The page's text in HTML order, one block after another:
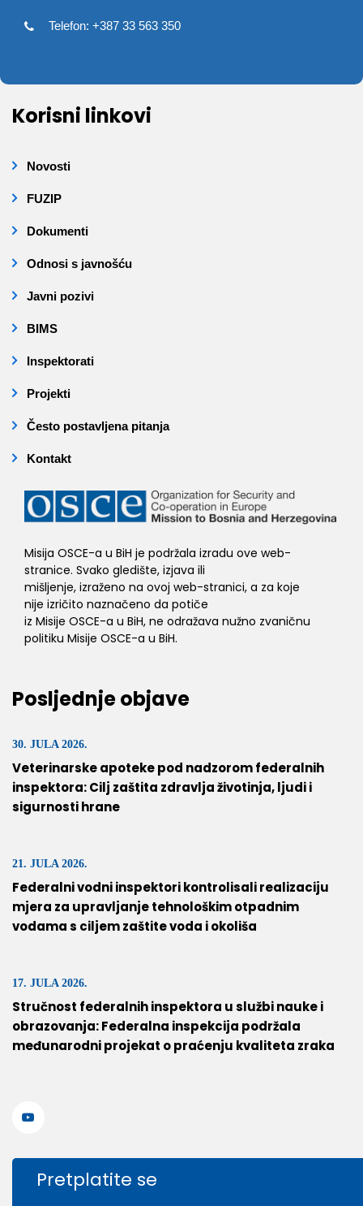
Telefon: +387 33 563 350
Korisni linkovi
Novosti
FUZIP
Dokumenti
Odnosi s javnošću
Javni pozivi
BIMS
Inspektorati
Projekti
Često postavljena pitanja
Kontakt
Misija OSCE-a u BiH je podržala izradu ove web-
stranice. Svako gledište, izjava ili
mišljenje, izraženo na ovoj web-stranici, a za koje
nije izričito naznačeno da potiče
iz Misije OSCE-a u BiH, ne odražava nužno zvaničnu
politiku Misije OSCE-a u BiH.
Posljednje objave
30. JULA 2026.
Veterinarske apoteke pod nadzorom federalnih
inspektora: Cilj zaštita zdravlja životinja, ljudi i
sigurnosti hrane
21. JULA 2026.
Federalni vodni inspektori kontrolisali realizaciju
mjera za upravljanje tehnološkim otpadnim
vodama s ciljem zaštite voda i okoliša
17. JULA 2026.
Stručnost federalnih inspektora u službi nauke i
obrazovanja: Federalna inspekcija podržala
međunarodni projekat o praćenju kvaliteta zraka
Pretplatite se